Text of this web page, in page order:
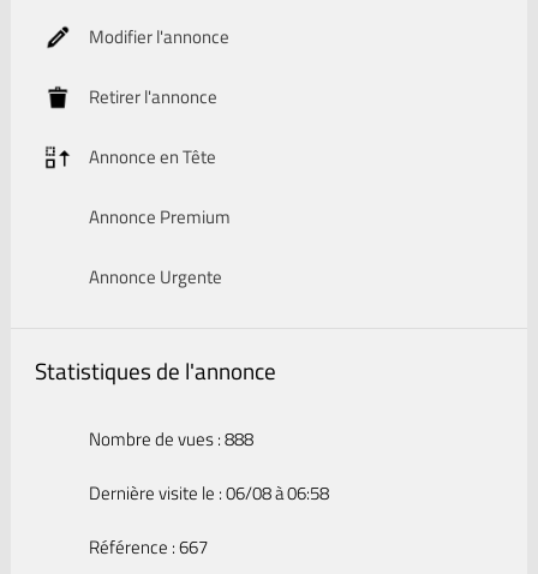
Modifier l'annonce
Retirer l'annonce
Annonce en Tête
Annonce Premium
Annonce Urgente
Statistiques de l'annonce
Nombre de vues : 888
Dernière visite le : 06/08 à 06:58
Référence : 667